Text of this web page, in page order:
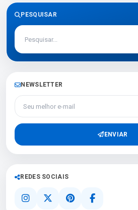
PESQUISAR
NEWSLETTER
Seu melhor e-mail
ENVIAR
REDES SOCIAIS